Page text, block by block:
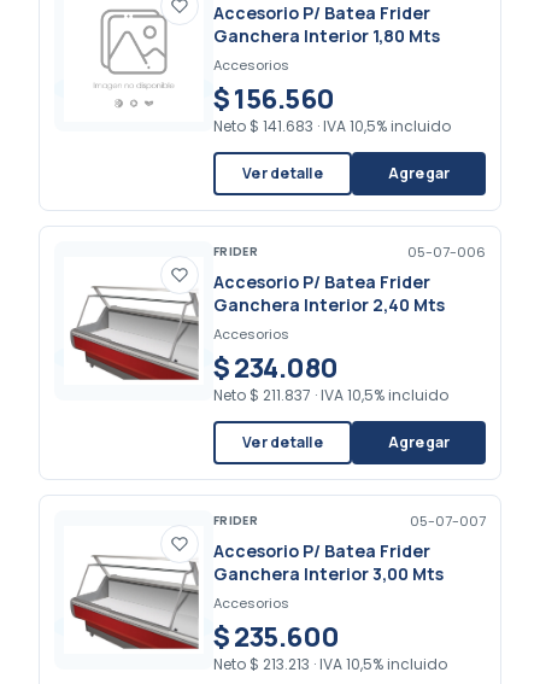
Accesorio P/ Batea Frider
Ganchera Interior 1,80 Mts
Accesorios
$ 156.560
Neto $ 141.683 · IVA 10,5% incluido
Ver detalle Agregar
FRIDER 05-07-006
Accesorio P/ Batea Frider
Ganchera Interior 2,40 Mts
Accesorios
$ 234.080
Neto $ 211.837 · IVA 10,5% incluido
Ver detalle Agregar
FRIDER 05-07-007
Accesorio P/ Batea Frider
Ganchera Interior 3,00 Mts
Accesorios
$ 235.600
Neto $ 213.213 · IVA 10,5% incluido